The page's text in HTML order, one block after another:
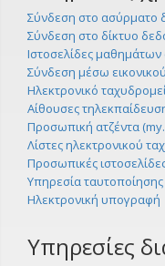
Σύνδεση στο ασύρματο
Σύνδεση στο δίκτυο
Ιστοσελίδες
Σύνδεση μέσω
Ηλεκτρονικό
Αίθουσες
Προσωπική ατζέντα
Λίστες ηλεκτρονικού
Προσωπικές
Υπηρεσία
Ηλεκτρονική υπογραφή
Υπηρεσίες